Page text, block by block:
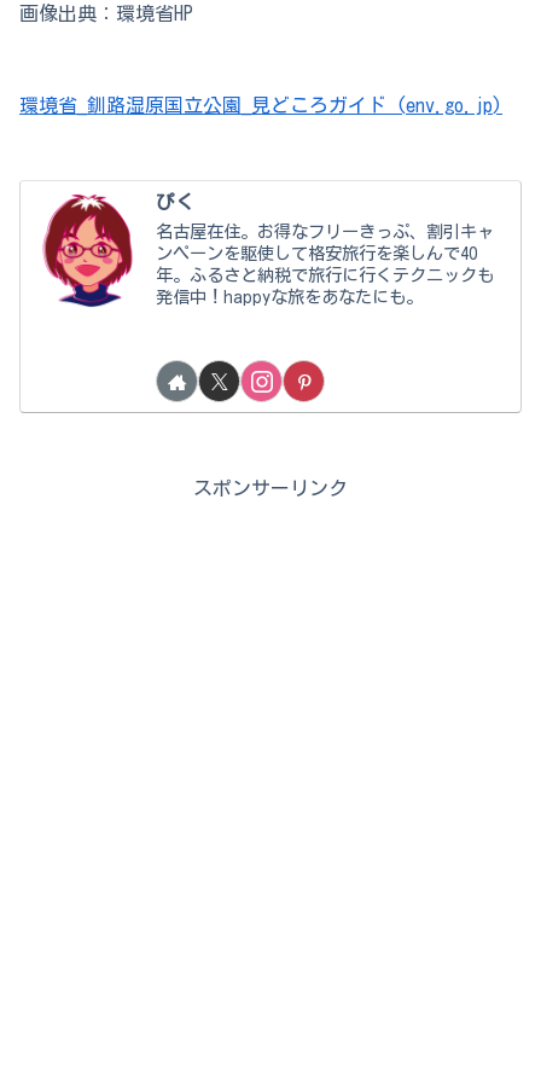
画像出典：環境省HP
環境省_釧路湿原国立公園_見どころガイド (env.go.jp)
ぴく
名古屋在住。お得なフリーきっぷ、割引キャ
ンペーンを駆使して格安旅行を楽しんで40
年。ふるさと納税で旅行に行くテクニックも
発信中！happyな旅をあなたにも。
スポンサーリンク